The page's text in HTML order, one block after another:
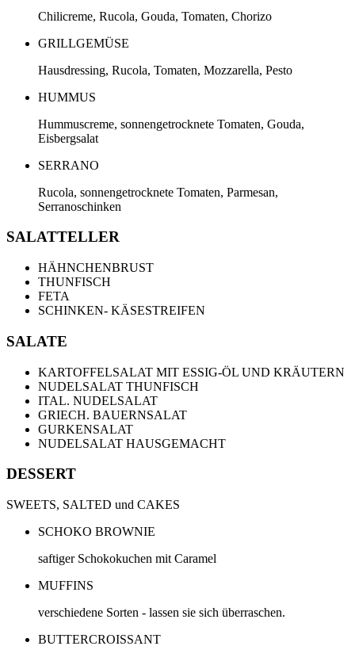
Chilicreme, Rucola, Gouda, Tomaten, Chorizo
GRILLGEMÜSE
Hausdressing, Rucola, Tomaten, Mozzarella, Pesto
HUMMUS
Hummuscreme, sonnengetrocknete Tomaten, Gouda,
Eisbergsalat
SERRANO
Rucola, sonnengetrocknete Tomaten, Parmesan,
Serranoschinken
SALATTELLER
HÄHNCHENBRUST
THUNFISCH
FETA
SCHINKEN- KÄSESTREIFEN
SALATE
KARTOFFELSALAT MIT ESSIG-ÖL UND KRÄUTERN
NUDELSALAT THUNFISCH
ITAL. NUDELSALAT
GRIECH. BAUERNSALAT
GURKENSALAT
NUDELSALAT HAUSGEMACHT
DESSERT
SWEETS, SALTED und CAKES
SCHOKO BROWNIE
saftiger Schokokuchen mit Caramel
MUFFINS
verschiedene Sorten - lassen sie sich überraschen.
BUTTERCROISSANT